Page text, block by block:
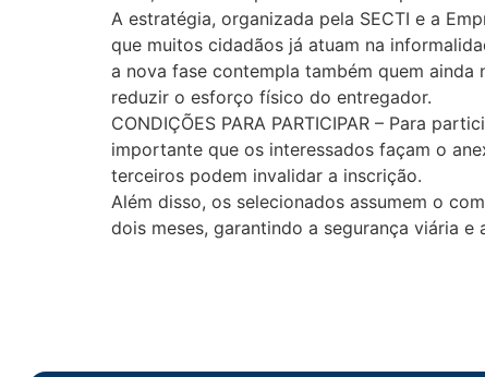
A estratégia, organizada pela SECTI e a
que muitos cidadãos já atuam na
a nova fase contempla também quem
reduzir o esforço físico do entregador.
CONDIÇÕES PARA PARTICIPAR – Para
importante que os interessados façam o
terceiros podem invalidar a inscrição.
Além disso, os selecionados assumem o
dois meses, garantindo a segurança viária